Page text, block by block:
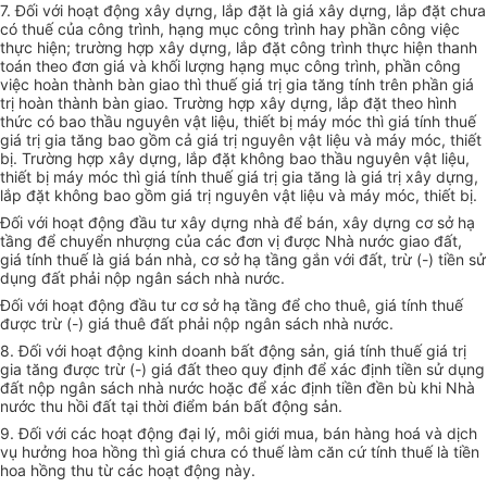
7. Đối với hoạt động xây dựng, lắp đặt là giá xây dựng, lắp đặt chưa
có thuế của công trình, hạng mục công trình hay phần công việc
thực hiện; trường hợp xây dựng, lắp đặt công trình thực hiện thanh
toán theo đơn giá và khối lượng hạng mục công trình, phần công
việc hoàn thành bàn giao thì thuế giá trị gia tăng tính trên phần giá
trị hoàn thành bàn giao. Trường hợp xây dựng, lắp đặt theo hình
thức có bao thầu nguyên vật liệu, thiết bị máy móc thì giá tính thuế
giá trị gia tăng bao gồm cả giá trị nguyên vật liệu và máy móc, thiết
bị. Trường hợp xây dựng, lắp đặt không bao thầu nguyên vật liệu,
thiết bị máy móc thì giá tính thuế giá trị gia tăng là giá trị xây dựng,
lắp đặt không bao gồm giá trị nguyên vật liệu và máy móc, thiết bị.
Đối với hoạt động đầu tư xây dựng nhà để bán, xây dựng cơ sở hạ
tầng để chuyển nhượng của các đơn vị được Nhà nước giao đất,
giá tính thuế là giá bán nhà, cơ sở hạ tầng gắn với đất, trừ (-) tiền sử
dụng đất phải nộp ngân sách nhà nước.
Đối với hoạt động đầu tư cơ sở hạ tầng để cho thuê, giá tính thuế
được trừ (-) giá thuê đất phải nộp ngân sách nhà nước.
8. Đối với hoạt động kinh doanh bất động sản, giá tính thuế giá trị
gia tăng được trừ (-) giá đất theo quy định để xác định tiền sử dụng
đất nộp ngân sách nhà nước hoặc để xác định tiền đền bù khi Nhà
nước thu hồi đất tại thời điểm bán bất động sản.
9. Đối với các hoạt động đại lý, môi giới mua, bán hàng hoá và dịch
vụ hưởng hoa hồng thì giá chưa có thuế làm căn cứ tính thuế là tiền
hoa hồng thu từ các hoạt động này.